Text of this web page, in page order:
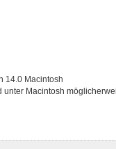
14.0 Macintosh
unter Macintosh